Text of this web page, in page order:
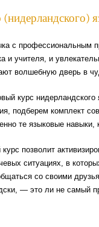
с профессиональным
и учителя, и
волшебную дверь в
курс
подберем комплект
те языковые
позволит
ситуациях, в
со своими
— это ли не самый